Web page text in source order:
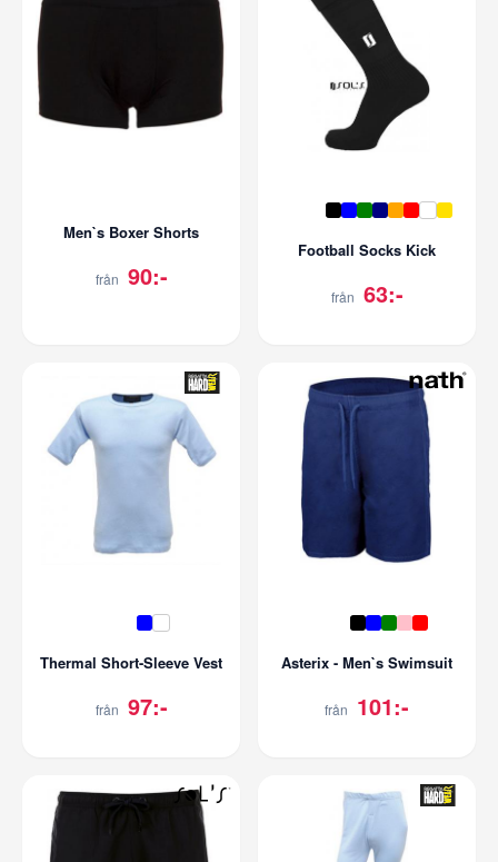
Men`s Boxer Shorts
från 90:-
Football Socks Kick
från 63:-
Thermal Short-Sleeve Vest
från 97:-
Asterix - Men`s Swimsuit
från 101:-